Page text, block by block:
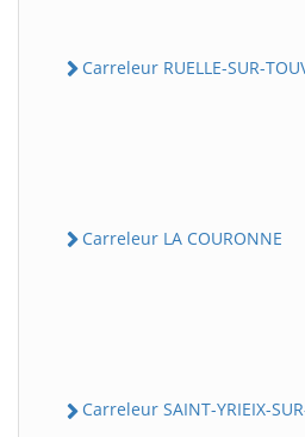
Carreleur RUELLE-SUR-
Carreleur LA COURONNE
Carreleur SAINT-YRIEIX-